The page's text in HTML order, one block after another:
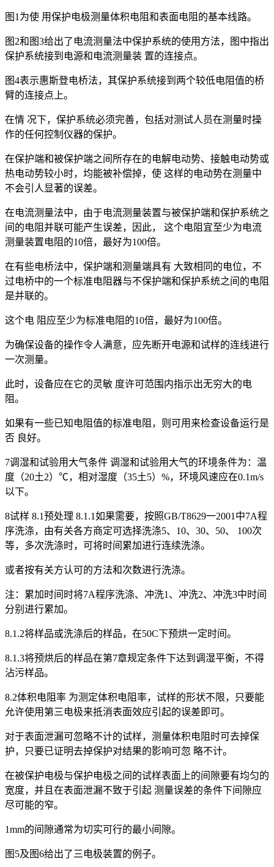
图1为使 用保护电极测量体积电阻和表面电阻的基本线路。
图2和图3给出了电流测量法中保护系统的使用方法，图中指出
保护系统接到电源和电流测量装 置的连接点。
图4表示惠斯登电桥法，其保护系统接到两个较低电阻值的桥
臂的连接点上。
在情 况下，保护系统必须完善，包括对测试人员在测量时操
作的任何控制仪器的保护。
在保护端和被保护端之间所存在的电解电动势、接触电动势或
热电动势较小时，均能被补偿掉，使 这样的电动势在测量中
不会引人显著的误差。
在电流测量法中，由于电流测量装置与被保护端和保护系统之
间的电阻并联可能产生误差，因此， 这个电阻宜至少为电流
测量装置电阻的10倍，最好为100倍。
在有些电桥法中，保护端和测量端具有 大致相同的电位，不
过电桥中的一个标准电阻器与不保护端和保护系统之间的电阻
是并联的。
这个电 阻应至少为标准电阻的10倍，最好为100倍。
为确保设备的操作令人满意，应先断开电源和试样的连线进行
一次测量。
此时，设备应在它的灵敏 度许可范围内指示出无穷大的电
阻。
如果有一些已知电阻值的标准电阻，则可用来检查设备运行是
否 良好。
7调湿和试验用大气条件 调湿和试验用大气的环境条件为：温
度（20土2）℃，相对湿度（35土5）%，环境风速应在0.1m/s
以下。
8试样 8.1预处理 8.1.1如果需要，按照GB/T8629一2001中7A程
序洗涤，由有关各方商定可选择洗涤5、10、30、50、 100次
等，多次洗涤时，可将时间累加进行连续洗涤。
或者按有关方认可的方法和次数进行洗涤。
注：累加时间时将7A程序洗涤、冲洗1、冲洗2、冲洗3中时间
分别进行累加。
8.1.2将样品或洗涤后的样品，在50C下预烘一定时间。
8.1.3将预烘后的样品在第7章规定条件下达到调湿平衡，不得
沾污样品。
8.2体积电阻率 为测定体积电阻率，试样的形状不限，只要能
允许使用第三电极来抵消表面效应引起的误差即可。
对于表面泄漏可忽略不计的试样，测量体积电阻时可去掉保
护，只要已证明去掉保护对结果的影响可忽 略不计。
在被保护电极与保护电极之间的试样表面上的间隙要有均匀的
宽度，并且在表面泄漏不致于引起 测量误差的条件下间隙应
尽可能的窄。
1mm的间隙通常为切实可行的最小间隙。
图5及图6给出了三电极装置的例子。